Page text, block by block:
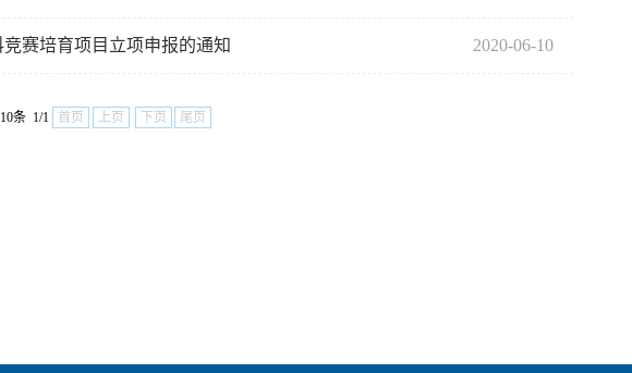
赛培育项目立项申报的通知 2020-06-10
条 1/1 首页 上页 下页 尾页